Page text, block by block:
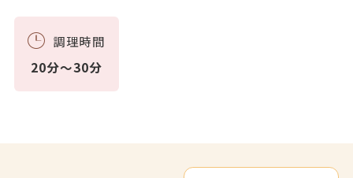
調理時間
20分～30分